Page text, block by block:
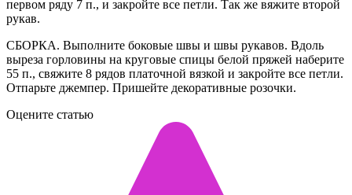
первом ряду 7 п., и закройте все петли. Так же вяжите второй
рукав.
СБОРКА. Выполните боковые швы и швы рукавов. Вдоль
выреза горловины на круговые спицы белой пряжей наберите
55 п., свяжите 8 рядов платочной вязкой и закройте все петли.
Отпарьте джемпер. Пришейте декоративные розочки.
Оцените статью